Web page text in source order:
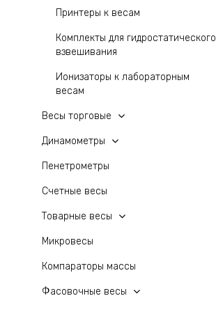
Принтеры к весам
Комплекты для гидростатического
взвешивания
Ионизаторы к лабораторным
весам
Весы торговые
Динамометры
Пенетрометры
Счетные весы
Товарные весы
Микровесы
Компараторы массы
Фасовочные весы